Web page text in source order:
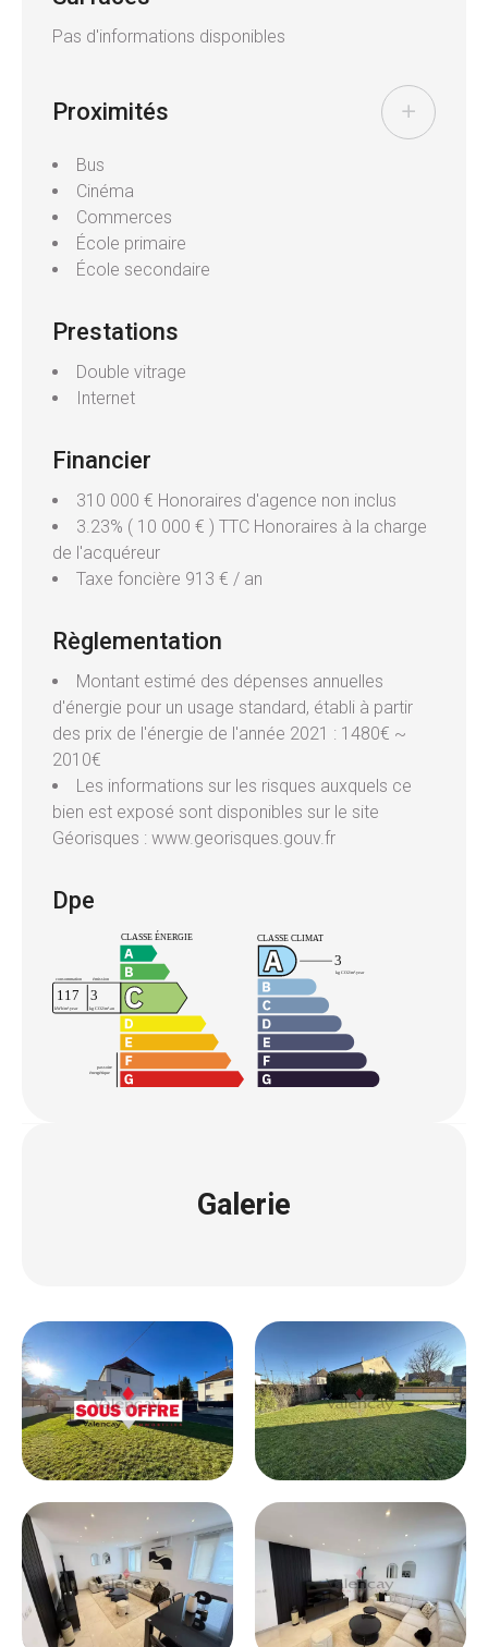
Très belles prestations – à visiter sans tarder !
Pas d'informations disponibles
Proximités
Bus
Cinéma
Commerces
École primaire
École secondaire
Prestations
Double vitrage
Internet
Financier
310 000 € Honoraires d'agence non inclus
3.23% ( 10 000 € ) TTC Honoraires à la charge
de l'acquéreur
Taxe foncière 913 € / an
Règlementation
Montant estimé des dépenses annuelles
d'énergie pour un usage standard, établi à partir
des prix de l'énergie de l'année 2021 : 1480€ ~
2010€
Les informations sur les risques auxquels ce
bien est exposé sont disponibles sur le site
Géorisques : www.georisques.gouv.fr
Dpe
Galerie